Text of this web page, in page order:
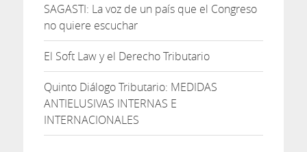
SAGASTI: La voz de un país que el Congreso
no quiere escuchar
El Soft Law y el Derecho Tributario
Quinto Diálogo Tributario: MEDIDAS
ANTIELUSIVAS INTERNAS E
INTERNACIONALES